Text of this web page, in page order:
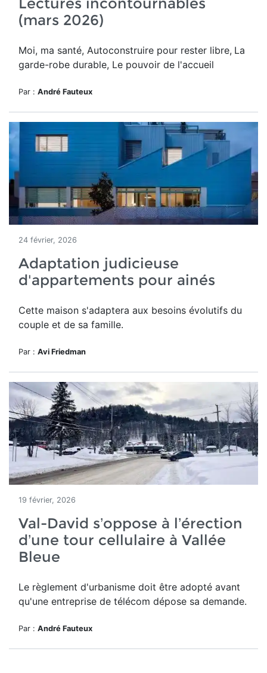
(mars 2026)
Moi, ma santé, Autoconstruire pour rester libre, La
garde-robe durable, Le pouvoir de l'accueil
Par : André Fauteux
24 février, 2026
Adaptation judicieuse
d'appartements pour ainés
Cette maison s'adaptera aux besoins évolutifs du
couple et de sa famille.
Par : Avi Friedman
19 février, 2026
Val-David s’oppose à l’érection
d’une tour cellulaire à Vallée
Bleue
Le règlement d'urbanisme doit être adopté avant
qu'une entreprise de télécom dépose sa demande.
Par : André Fauteux